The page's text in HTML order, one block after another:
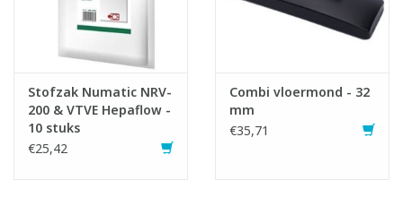
met borstel, ronde borstel met haren, spleetzuiger.
SDS fiche
Stofzak Numatic NRV-
200 & VTVE Hepaflow -
10 stuks
€25,42
Combi vloermond - 32
mm
€35,71